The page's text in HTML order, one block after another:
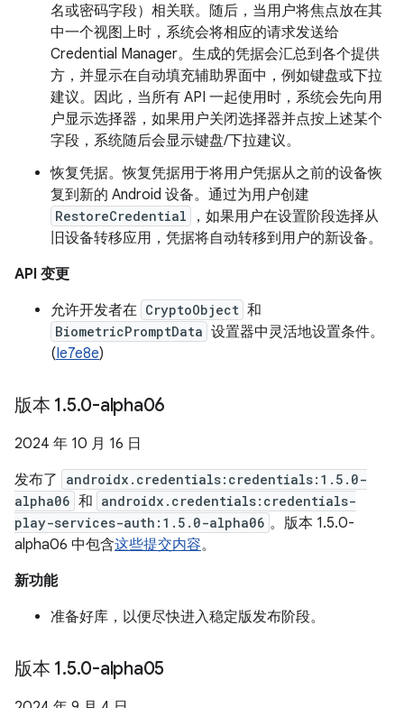
名或密码字段）相关联。随后，当用户将焦点放在其
中一个视图上时，系统会将相应的请求发送给
Credential Manager。生成的凭据会汇总到各个提供
方，并显示在自动填充辅助界面中，例如键盘或下拉
建议。因此，当所有 API 一起使用时，系统会先向用
户显示选择器，如果用户关闭选择器并点按上述某个
字段，系统随后会显示键盘/下拉建议。
恢复凭据。恢复凭据用于将用户凭据从之前的设备恢
复到新的 Android 设备。通过为用户创建
RestoreCredential
，如果用户在设置阶段选择从
旧设备转移应用，凭据将自动转移到用户的新设备。
API 变更
允许开发者在 CryptoObject 和
BiometricPromptData 设置器中灵活地设置条件。
(Ie7e8e)
版本 1.5.0-alpha06
2024 年 10 月 16 日
发布了
androidx.credentials:credentials:1.5.0-
alpha06 和 androidx.credentials:credentials-
play-services-auth:1.5.0-alpha06 。版本 1.5.0-
alpha06 中包含这些提交内容。
新功能
准备好库，以便尽快进入稳定版发布阶段。
版本 1.5.0-alpha05